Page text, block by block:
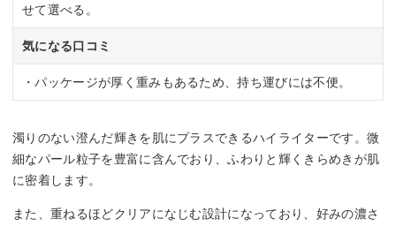
せて選べる。
気になる口コミ
・パッケージが厚く重みもあるため、持ち運びには不便。
濁りのない澄んだ輝きを肌にプラスできるハイライターです。微
細なパール粒子を豊富に含んでおり、ふわりと輝くきらめきが肌
に密着します。
また、重ねるほどクリアになじむ設計になっており、好みの濃さ